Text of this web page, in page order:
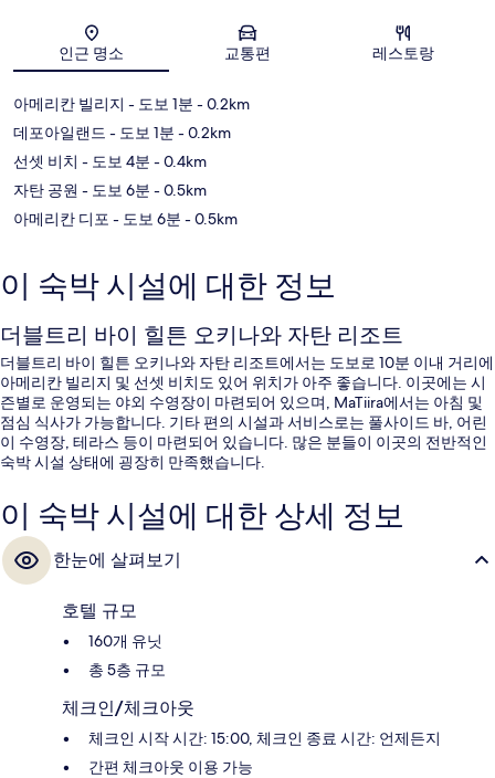
지도
인근 명소 교통편 레스토랑
아메리칸 빌리지 - 도보 1분 - 0.2km
데포아일랜드 - 도보 1분 - 0.2km
선셋 비치 - 도보 4분 - 0.4km
자탄 공원 - 도보 6분 - 0.5km
아메리칸 디포 - 도보 6분 - 0.5km
이 숙박 시설에 대한 정보
더블트리 바이 힐튼 오키나와 자탄 리조트
더블트리 바이 힐튼 오키나와 자탄 리조트에서는 도보로 10분 이내 거리에
아메리칸 빌리지 및 선셋 비치도 있어 위치가 아주 좋습니다. 이곳에는 시
즌별로 운영되는 야외 수영장이 마련되어 있으며, MaTiira에서는 아침 및
점심 식사가 가능합니다. 기타 편의 시설과 서비스로는 풀사이드 바, 어린
이 수영장, 테라스 등이 마련되어 있습니다. 많은 분들이 이곳의 전반적인
숙박 시설 상태에 굉장히 만족했습니다.
이 숙박 시설에 대한 상세 정보
한눈에 살펴보기
호텔 규모
160개 유닛
총 5층 규모
체크인/체크아웃
체크인 시작 시간: 15:00, 체크인 종료 시간: 언제든지
간편 체크아웃 이용 가능